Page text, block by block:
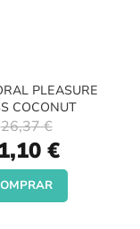
PLEASURE
COCONUT
€
26,37 €